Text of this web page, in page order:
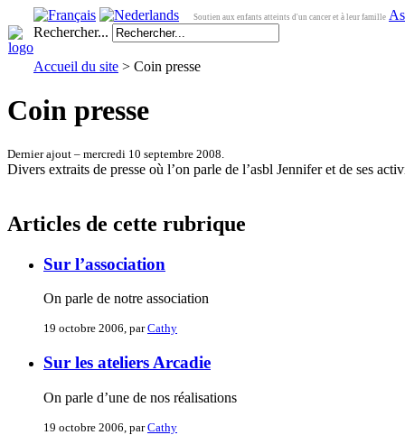
Soutien aux enfants atteints d'un cancer et à leur famille
Rechercher...
Accueil du site > Coin presse
Coin presse
Dernier ajout – mercredi 10 septembre 2008.
Divers extraits de presse où l’on parle de l’asbl Jennifer et de ses
Articles de cette rubrique
Sur l’association
On parle de notre association
19 octobre 2006, parCathy
Sur les ateliers Arcadie
On parle d’une de nos réalisations
19 octobre 2006, parCathy